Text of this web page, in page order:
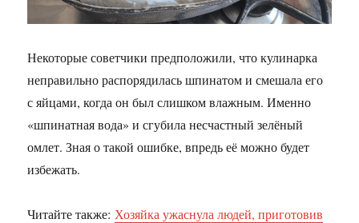
Некоторые советчики предположили, что кулинарка
неправильно распорядилась шпинатом и смешала его
с яйцами, когда он был слишком влажным. Именно
«шпинатная вода» и сгубила несчастный зелёный
омлет. Зная о такой ошибке, впредь её можно будет
избежать.
Читайте также: Хозяйка ужаснула людей, приготовив